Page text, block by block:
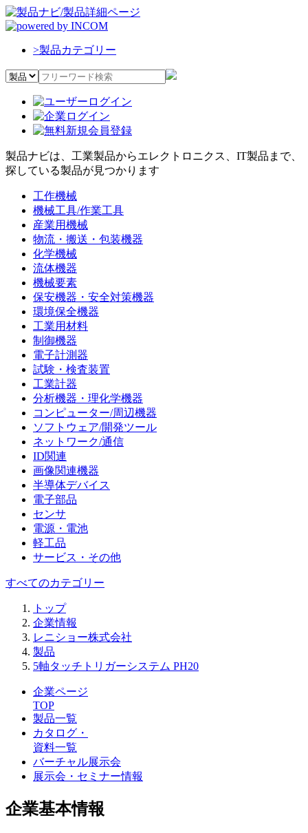
>製品カテゴリー
製品ナビは、工業製品からエレクトロニクス、IT製品まで、
探している製品が見つかります
工作機械
機械工具/作業工具
産業用機械
物流・搬送・包装機器
化学機械
流体機器
機械要素
保安機器・安全対策機器
環境保全機器
工業用材料
制御機器
電子計測器
試験・検査装置
工業計器
分析機器・理化学機器
コンピューター/周辺機器
ソフトウェア/開発ツール
ネットワーク/通信
ID関連
画像関連機器
半導体デバイス
電子部品
センサ
電源・電池
軽工品
サービス・その他
すべてのカテゴリー
トップ
企業情報
レニショー株式会社
製品
5軸タッチトリガーシステム PH20
企業ページ
TOP
製品一覧
カタログ・
資料一覧
バーチャル展示会
展示会・セミナー情報
企業基本情報